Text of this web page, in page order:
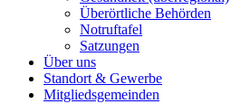
Überörtliche Behörden
Notruftafel
Satzungen
Über uns
Standort & Gewerbe
Mitgliedsgemeinden